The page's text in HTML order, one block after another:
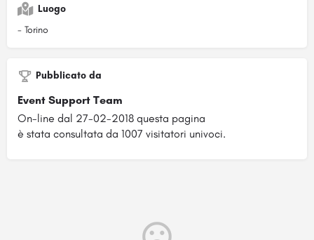
Luogo
- Torino
Pubblicato da
Event Support Team
On-line dal 27-02-2018 questa pagina
è stata consultata da 1007 visitatori univoci.